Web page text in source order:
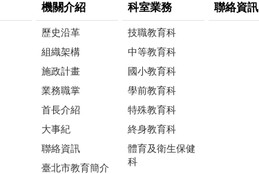
機關介紹
歷史沿革
組織架構
施政計畫
業務職掌
首長介紹
大事紀
聯絡資訊
臺北市教育簡介
科室業務
技職教育科
中等教育科
國小教育科
學前教育科
特殊教育科
終身教育科
體育及衛生保健
科
聯絡資訊